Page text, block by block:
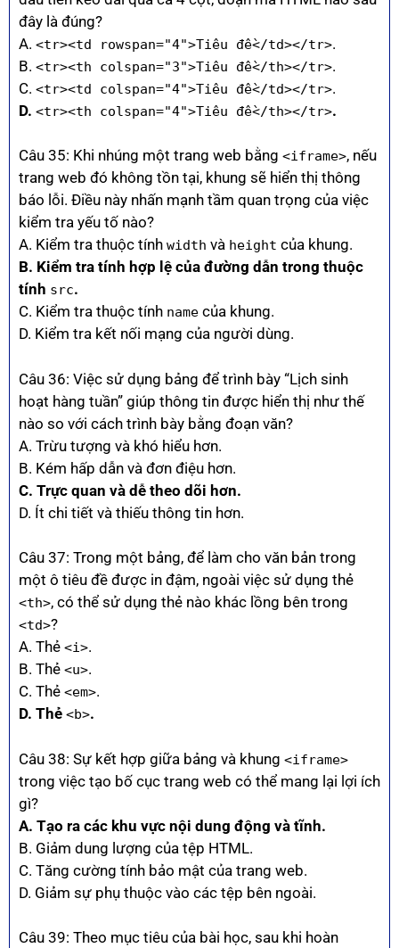
đây là đúng?
A. <tr><td rowspan="4">Tiêu đề</td></tr>.
B. <tr><th colspan="3">Tiêu đề</th></tr>.
C. <tr><td colspan="4">Tiêu đề</td></tr>.
D. <tr><th colspan="4">Tiêu đề</th></tr>.
Câu 35: Khi nhúng một trang web bằng <iframe>, nếu
trang web đó không tồn tại, khung sẽ hiển thị thông
báo lỗi. Điều này nhấn mạnh tầm quan trọng của việc
kiểm tra yếu tố nào?
A. Kiểm tra thuộc tính width và height của khung.
B. Kiểm tra tính hợp lệ của đường dẫn trong thuộc
tính src.
C. Kiểm tra thuộc tính name của khung.
D. Kiểm tra kết nối mạng của người dùng.
Câu 36: Việc sử dụng bảng để trình bày “Lịch sinh
hoạt hàng tuần” giúp thông tin được hiển thị như thế
nào so với cách trình bày bằng đoạn văn?
A. Trừu tượng và khó hiểu hơn.
B. Kém hấp dẫn và đơn điệu hơn.
C. Trực quan và dễ theo dõi hơn.
D. Ít chi tiết và thiếu thông tin hơn.
Câu 37: Trong một bảng, để làm cho văn bản trong
một ô tiêu đề được in đậm, ngoài việc sử dụng thẻ
<th>, có thể sử dụng thẻ nào khác lồng bên trong
<td>?
A. Thẻ <i>.
B. Thẻ <u>.
C. Thẻ <em>.
D. Thẻ <b>.
Câu 38: Sự kết hợp giữa bảng và khung <iframe>
trong việc tạo bố cục trang web có thể mang lại lợi ích
gì?
A. Tạo ra các khu vực nội dung động và tĩnh.
B. Giảm dung lượng của tệp HTML.
C. Tăng cường tính bảo mật của trang web.
D. Giảm sự phụ thuộc vào các tệp bên ngoài.
Câu 39: Theo mục tiêu của bài học, sau khi hoàn